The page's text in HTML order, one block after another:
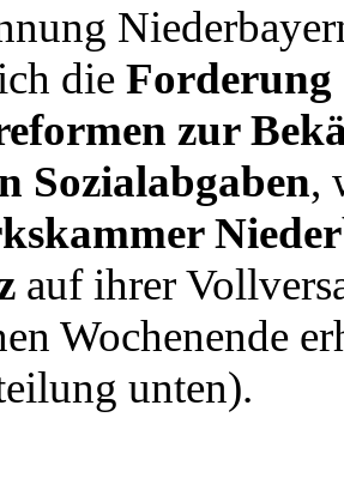
die Forderung
zur
Sozialabgaben,
auf ihrer
Wochenende
unten).